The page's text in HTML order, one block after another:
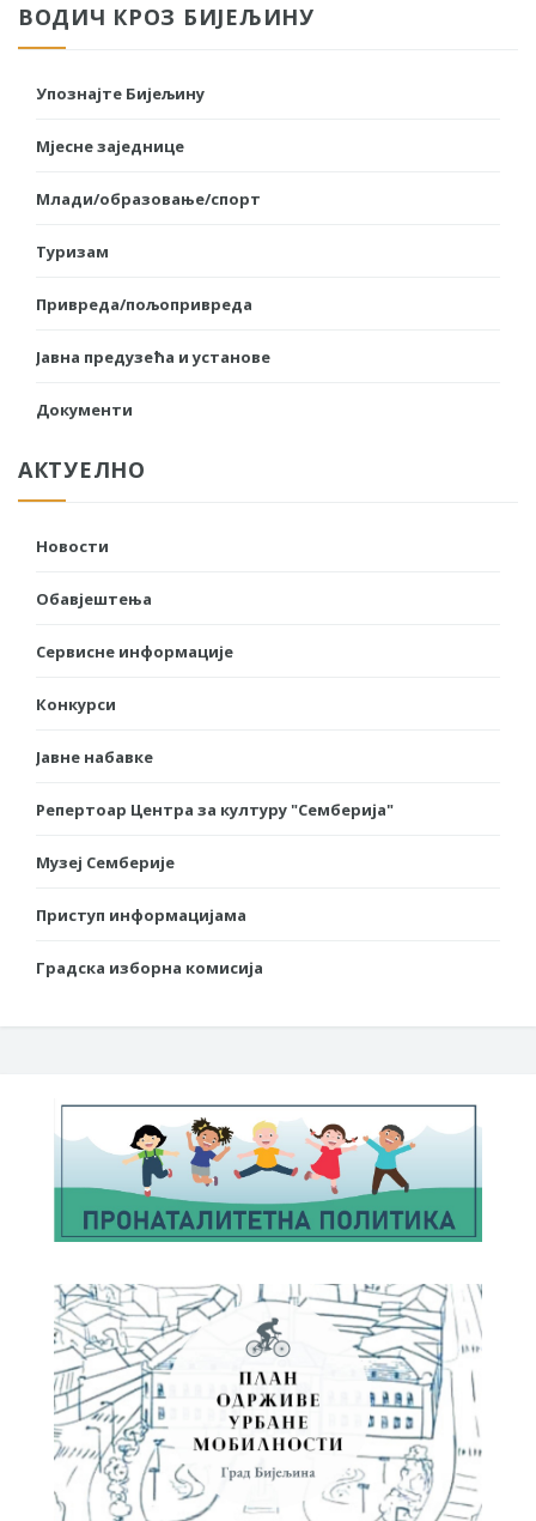
ВОДИЧ КРОЗ БИЈЕЉИНУ
Упознајте Бијељину
Мјесне заједнице
Млади/образовање/спорт
Туризам
Привреда/пољопривреда
Јавна предузећа и установе
Документи
АКТУЕЛНО
Новости
Обавјештења
Сервисне информације
Конкурси
Јавне набавке
Репертоар Центра за културу "Семберија"
Музеј Семберије
Приступ информацијама
Градска изборна комисија